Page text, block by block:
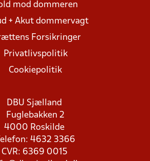
mod dommeren
+ Akut dommervagt
Forsikringer
Privatlivspolitik
Cookiepolitik
DBU Sjælland
Fuglebakken 2
4000 Roskilde
Telefon: 4632 3366
CVR: 6369 0015